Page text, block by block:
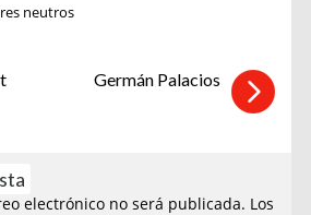
neutros
Germán Palacios
electrónico no será publicada. Los